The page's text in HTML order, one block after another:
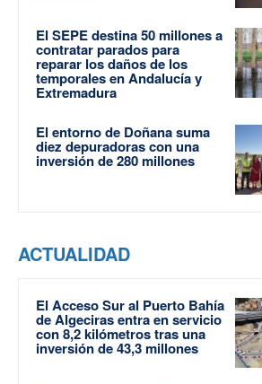
El SEPE destina 50 millones a
contratar parados para
reparar los daños de los
temporales en Andalucía y
Extremadura
El entorno de Doñana suma
diez depuradoras con una
inversión de 280 millones
ACTUALIDAD
El Acceso Sur al Puerto Bahía
de Algeciras entra en servicio
con 8,2 kilómetros tras una
inversión de 43,3 millones